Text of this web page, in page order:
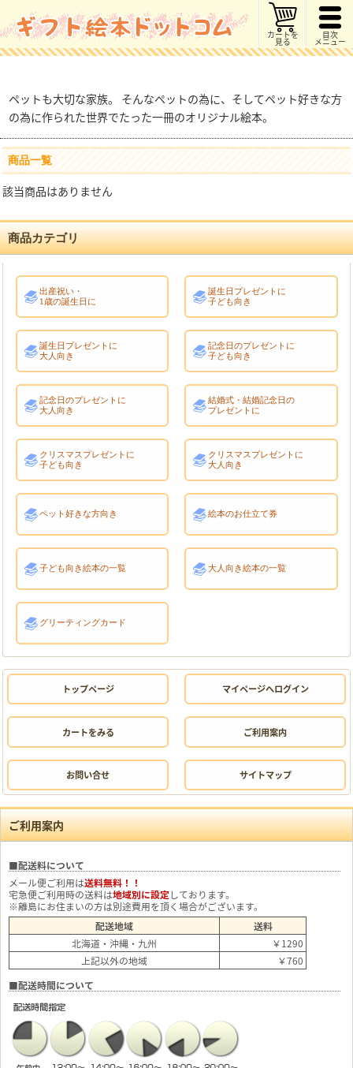
カートを
見る
目次
メニュー
ペットも大切な家族。 そんなペットの為に、そしてペット好きな方
の為に作られた世界でたった一冊のオリジナル絵本。
商品一覧
該当商品はありません
商品カテゴリ
出産祝い・
1歳の誕生日に
誕生日プレゼントに
子ども向き
誕生日プレゼントに
大人向き
記念日のプレゼントに
子ども向き
記念日のプレゼントに
大人向き
結婚式・結婚記念日の
プレゼントに
クリスマスプレゼントに
子ども向き
クリスマスプレゼントに
大人向き
ペット好きな方向き 絵本のお仕立て券
子ども向き絵本の一覧 大人向き絵本の一覧
グリーティングカード
トップページ マイページへログイン
カートをみる ご利用案内
お問い合せ サイトマップ
ご利用案内
■配送料について
メール便ご利用は送料無料！！
宅急便ご利用時の送料は地域別に設定しております。
※離島にお住まいの方は別途費用を頂く場合がございます。
配送地域
送料
北海道・沖縄・九州
￥1290
上記以外の地域
￥760
■配送時間について